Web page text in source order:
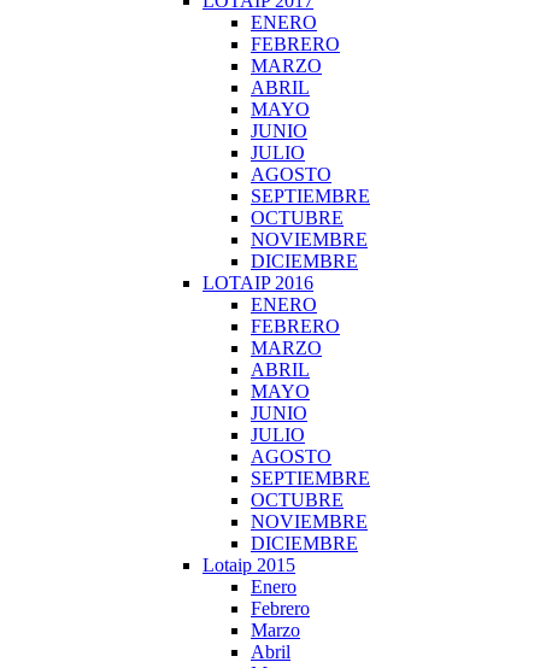
ENERO
FEBRERO
MARZO
ABRIL
MAYO
JUNIO
JULIO
AGOSTO
SEPTIEMBRE
OCTUBRE
NOVIEMBRE
DICIEMBRE
LOTAIP 2016
ENERO
FEBRERO
MARZO
ABRIL
MAYO
JUNIO
JULIO
AGOSTO
SEPTIEMBRE
OCTUBRE
NOVIEMBRE
DICIEMBRE
Lotaip 2015
Enero
Febrero
Marzo
Abril